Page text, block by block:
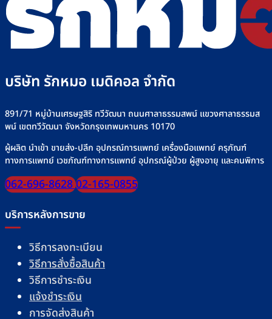
บริษัท รักหมอ เมดิคอล จำกัด
891/71 หมู่บ้านเศรษฐสิริ ทวีวัฒนา ถนนศาลาธรรมสพน์ แขวงศาลาธรรมส
พน์ เขตทวีวัฒนา จังหวัดกรุงเทพมหานคร 10170
ผู้ผลิต นำเข้า ขายส่ง-ปลีก อุปกรณ์การแพทย์ เครื่องมือแพทย์ ครุภัณฑ์
ทางการแพทย์ เวชภัณฑ์ทางการแพทย์ อุปกรณ์ผู้ป่วย ผู้สูงอายุ และคนพิการ
062-696-862802-165-0855
บริการหลังการขาย
วิธีการลงทะเบียน
วิธีการสั่งซื้อสินค้า
วิธีการชำระเงิน
แจ้งชำระเงิน
การจัดส่งสินค้า